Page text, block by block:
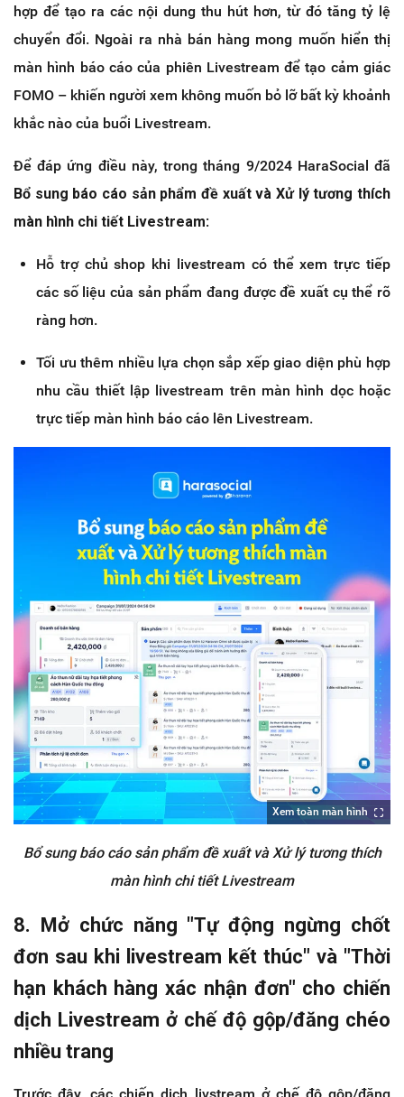
hợp để tạo ra các nội dung thu hút hơn, từ đó tăng tỷ lệ
chuyển đổi. Ngoài ra nhà bán hàng mong muốn hiển thị
màn hình báo cáo của phiên Livestream để tạo cảm giác
FOMO – khiến người xem không muốn bỏ lỡ bất kỳ khoảnh
khắc nào của buổi Livestream.
Để đáp ứng điều này, trong tháng 9/2024 HaraSocial đã
Bổ sung báo cáo sản phẩm đề xuất và Xử lý tương thích
màn hình chi tiết Livestream:
Hỗ trợ chủ shop khi livestream có thể xem trực tiếp
các số liệu của sản phẩm đang được đề xuất cụ thể rõ
ràng hơn.
Tối ưu thêm nhiều lựa chọn sắp xếp giao diện phù hợp
nhu cầu thiết lập livestream trên màn hình dọc hoặc
trực tiếp màn hình báo cáo lên Livestream.
Xem toàn màn hình
Bổ sung báo cáo sản phẩm đề xuất và Xử lý tương thích
màn hình chi tiết Livestream
8. Mở chức năng "Tự động ngừng chốt
đơn sau khi livestream kết thúc" và "Thời
hạn khách hàng xác nhận đơn" cho chiến
dịch Livestream ở chế độ gộp/đăng chéo
nhiều trang
Trước đây, các chiến dịch livstream ở chế độ gộp/đăng